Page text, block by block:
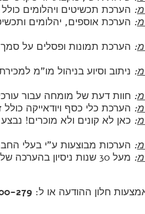
: הערכת תכשיטים ויהלומים
: הערכת אוספים, יהלומים
: הערכת תמונות ופסלים על סמך
: ניתוב וסיוע בניהול מו"מ
: חוות דעת של מומחה עבור
: הערכת כלי כסף ויודאייקה
: כאן לא קונים ולא מוכרים!
: הערכות מבוצעות ע"י בעלי
:
מעל 30 שנות ניסיון
חלון ההודעה או ל: 279